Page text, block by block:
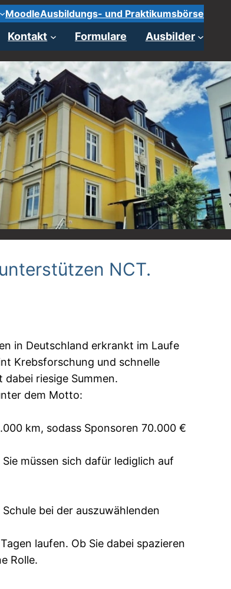
MoodleAusbildungs- und Praktikumsbörse
Kontakt Formulare Ausbilder
NCT.
in Deutschland erkrankt im Laufe
Krebsforschung und schnelle
riesige Summen.
dem Motto:
km, sodass Sponsoren 70.000 €
müssen sich dafür lediglich auf
bei der auszuwählenden
laufen. Ob Sie dabei spazieren
Rolle.